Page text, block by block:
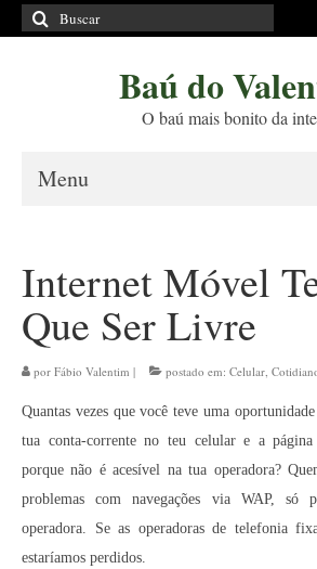
Buscar
por:
Baú do
O baú mais bonito da
Menu
Princípios Editoriais
Políticas e Termos
Livros
Projetos
Blog
Contato
Internet Móvel
Que Ser Livre
por Fábio Valentim | postado em: Celular,
Quantas vezes que você teve uma
tua conta-corrente no teu celular e a
porque não é acesível na tua operadora?
problemas com navegações via WAP, só
operadora. Se as operadoras de telefonia
estaríamos perdidos.